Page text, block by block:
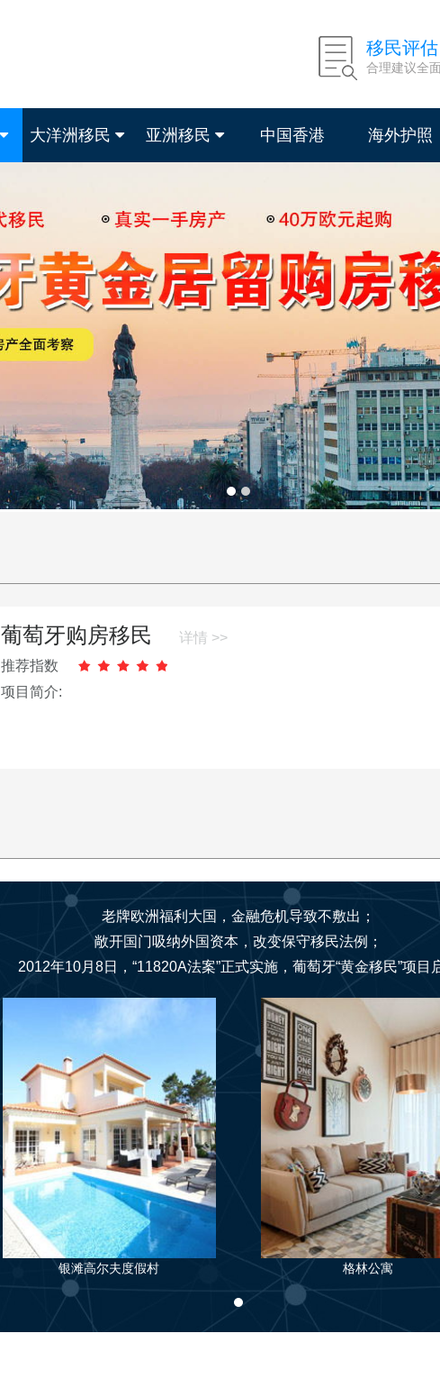
移民评估
合理建议全
大洋洲移民 亚洲移民 中国香港 海外护照
葡萄牙购房移民
详情 >>
推荐指数
项目简介:
老牌欧洲福利大国，金融危机导致不敷出；
敞开国门吸纳外国资本，改变保守移民法例；
2012年10月8日，“11820A法案”正式实施，葡萄牙“黄金移民”项目
银滩高尔夫度假村 格林公寓